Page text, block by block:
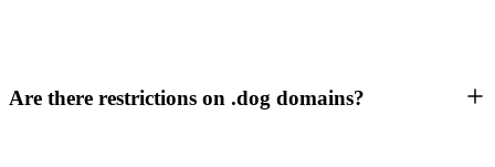
Are there restrictions on .dog domains?